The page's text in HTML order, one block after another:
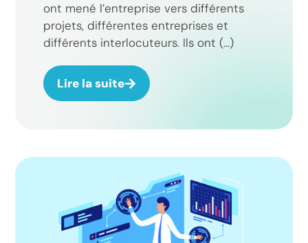
ont mené l’entreprise vers différents
projets, différentes entreprises et
différents interlocuteurs. Ils ont (...)
Lire la suite